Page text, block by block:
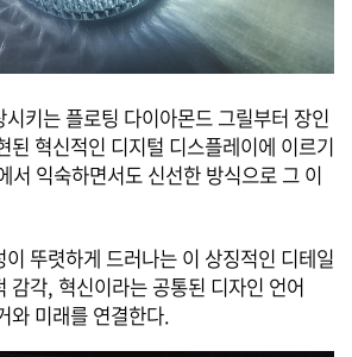
키는 플로팅 다이아몬드 그릴부터 장인
된 혁신적인 디지털 디스플레이에 이르기
서 익숙하면서도 신선한 방식으로 그 이
뚜렷하게 드러나는 이 상징적인 디테일
감각, 혁신이라는 공통된 디자인 언어
와 미래를 연결한다.